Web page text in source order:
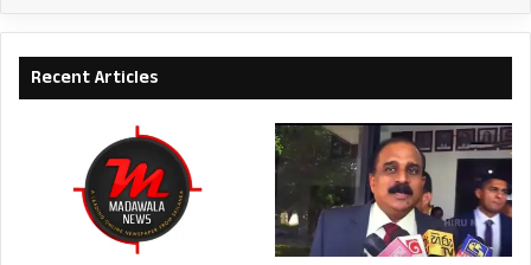
Recent Articles